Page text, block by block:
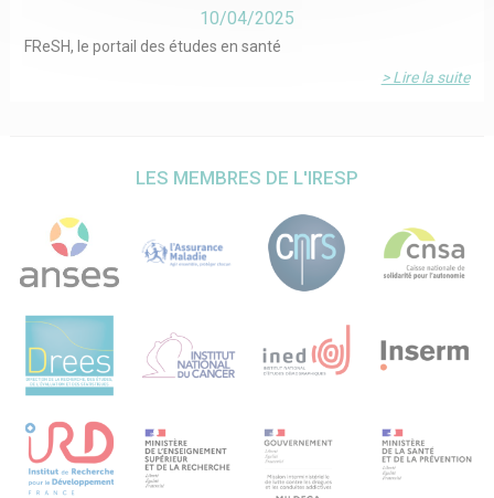
d’E. coli, et en favorisant les antibiotiques à spectre plus
étroit. L’antibiogramme ciblé a été élaboré après une revue
ciblée de littérature et consultation d’un comité de pilotage
incluant des médecins généralistes, biologistes et
infectiologues. Sur demande du médecin généraliste un
délivrances d’antibiotiques durera 24 mois (12 mois avant
Le critère de jugement principal sera le taux de délivrance
d’antibiotiques à large spectre : nombre d’ECBU associé à
une prescription d’antibiotiques à large spectre (AMX-AC,
FQ, C3G) prescrits par des médecins généralistes sur une
période de 3 jours avant à 5 jours après réception de
total d’ECBU.
Perspectives
Les résultats de l’essai ABC-MG généreront des
informations originales pour l’adaptation de futurs
antibiogrammes ciblés dans les infections urinaires à E.
d’autres infections bactériennes prévalentes en soins
primaires.
10/04/2025
FReSH, le portail des études en santé
> Lire la suite
LES MEMBRES DE L'IRESP